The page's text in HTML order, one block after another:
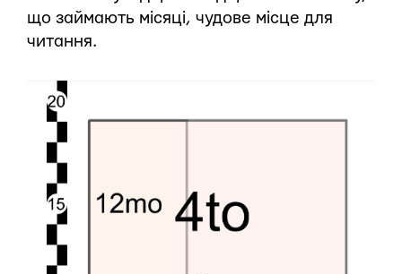
що займають місяці, чудове місце для
читання.